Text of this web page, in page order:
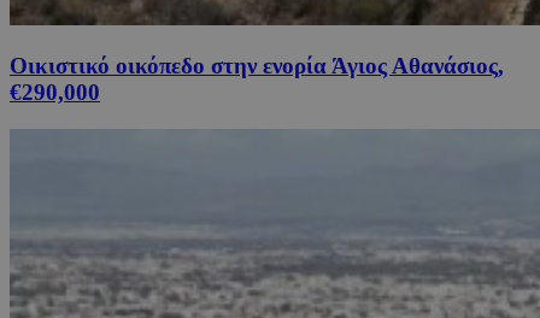
Οικιστικό οικόπεδο στην ενορία Άγιος Αθανάσιος,
€290,000